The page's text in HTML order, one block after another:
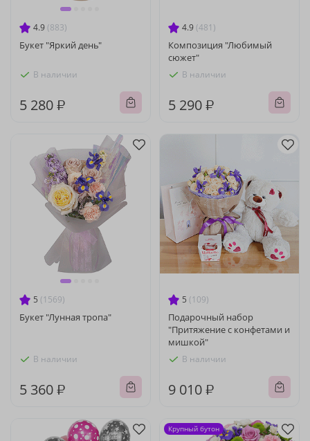
4.9 (883)
Букет "Яркий день"
В наличии
5 280 ₽
4.9 (481)
Композиция "Любимый
сюжет"
В наличии
5 290 ₽
5 (1569)
Букет "Лунная тропа"
В наличии
5 360 ₽
5 (109)
Подарочный набор
"Притяжение с конфетами и
мишкой"
В наличии
9 010 ₽
Крупный бутон